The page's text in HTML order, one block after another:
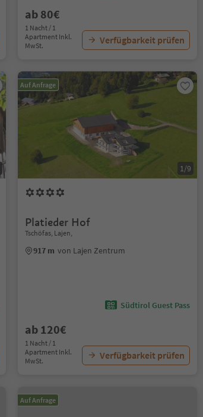
ab 80€
1 Nacht / 1
Apartment Inkl.
MwSt.
Verfügbarkeit prüfen
Auf Anfrage
1/9
Platieder Hof
Tschöfas, Lajen,
917 m von Lajen Zentrum
Südtirol Guest Pass
ab 120€
1 Nacht / 1
Apartment Inkl.
MwSt.
Verfügbarkeit prüfen
Auf Anfrage